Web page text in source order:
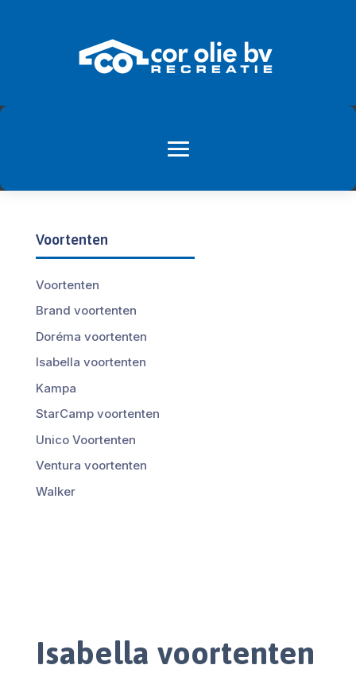
Voortenten
Voortenten
Brand voortenten
Doréma voortenten
Isabella voortenten
Kampa
StarCamp voortenten
Unico Voortenten
Ventura voortenten
Walker
Isabella voortenten